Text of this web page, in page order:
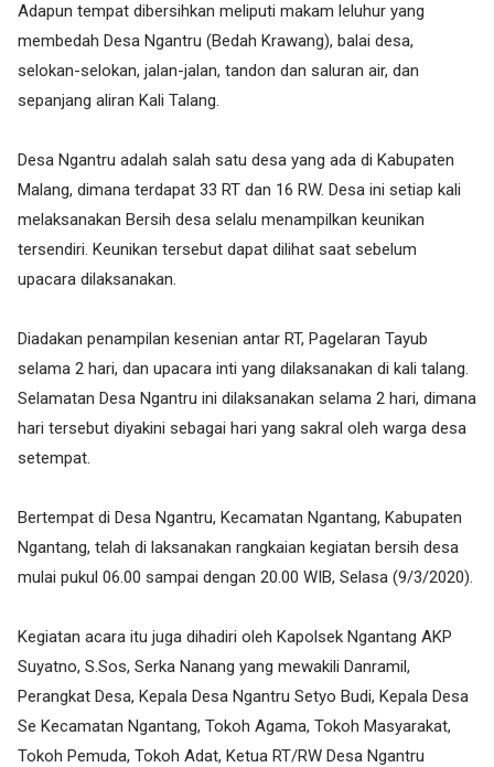
Adapun tempat dibersihkan meliputi makam leluhur yang
membedah Desa Ngantru (Bedah Krawang), balai desa,
selokan-selokan, jalan-jalan, tandon dan saluran air, dan
sepanjang aliran Kali Talang.
Desa Ngantru adalah salah satu desa yang ada di Kabupaten
Malang, dimana terdapat 33 RT dan 16 RW. Desa ini setiap kali
melaksanakan Bersih desa selalu menampilkan keunikan
tersendiri. Keunikan tersebut dapat dilihat saat sebelum
upacara dilaksanakan.
Diadakan penampilan kesenian antar RT, Pagelaran Tayub
selama 2 hari, dan upacara inti yang dilaksanakan di kali talang.
Selamatan Desa Ngantru ini dilaksanakan selama 2 hari, dimana
hari tersebut diyakini sebagai hari yang sakral oleh warga desa
setempat.
Bertempat di Desa Ngantru, Kecamatan Ngantang, Kabupaten
Ngantang, telah di laksanakan rangkaian kegiatan bersih desa
mulai pukul 06.00 sampai dengan 20.00 WIB, Selasa (9/3/2020).
Kegiatan acara itu juga dihadiri oleh Kapolsek Ngantang AKP
Suyatno, S.Sos, Serka Nanang yang mewakili Danramil,
Perangkat Desa, Kepala Desa Ngantru Setyo Budi, Kepala Desa
Se Kecamatan Ngantang, Tokoh Agama, Tokoh Masyarakat,
Tokoh Pemuda, Tokoh Adat, Ketua RT/RW Desa Ngantru